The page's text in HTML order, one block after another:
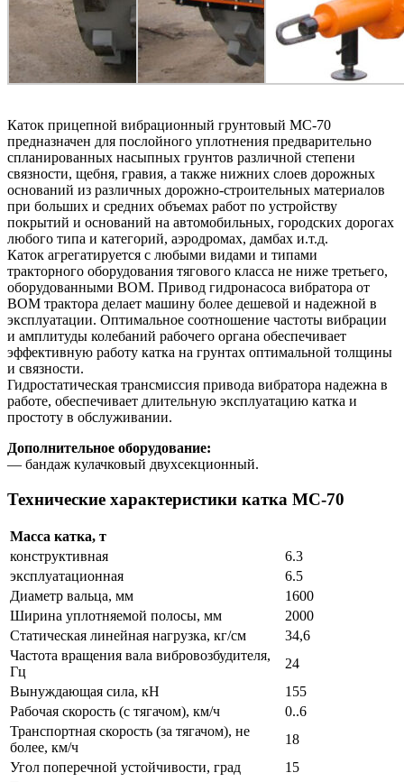
Каток прицепной вибрационный грунтовый МС-70
предназначен для послойного уплотнения предварительно
спланированных насыпных грунтов различной степени
связности, щебня, гравия, а также нижних слоев дорожных
оснований из различных дорожно-строительных материалов
при больших и средних объемах работ по устройству
покрытий и оснований на автомобильных, городских дорогах
любого типа и категорий, аэродромах, дамбах и.т.д.
Каток агрегатируется с любыми видами и типами
тракторного оборудования тягового класса не ниже третьего,
оборудованными ВОМ. Привод гидронасоса вибратора от
ВОМ трактора делает машину более дешевой и надежной в
эксплуатации. Оптимальное соотношение частоты вибрации
и амплитуды колебаний рабочего органа обеспечивает
эффективную работу катка на грунтах оптимальной толщины
и связности.
Гидростатическая трансмиссия привода вибратора надежна в
работе, обеспечивает длительную эксплуатацию катка и
простоту в обслуживании.
Дополнительное оборудование:
— бандаж кулачковый двухсекционный.
Технические характеристики катка МС-70
Масса катка, т
конструктивная
6.3
эксплуатационная
6.5
Диаметр вальца, мм
1600
Ширина уплотняемой полосы, мм
2000
Статическая линейная нагрузка, кг/см
34,6
Частота вращения вала вибровозбудителя,
Гц
24
Вынуждающая сила, кН
155
Рабочая скорость (с тягачом), км/ч
0..6
Транспортная скорость (за тягачом), не
более, км/ч
18
Угол поперечной устойчивости, град
15